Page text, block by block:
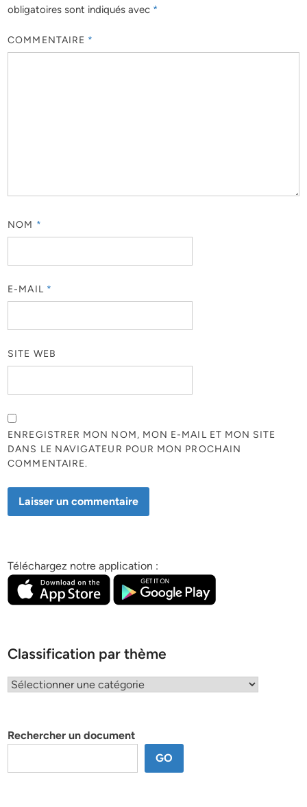
obligatoires sont indiqués avec *
COMMENTAIRE *
NOM *
E-MAIL *
SITE WEB
ENREGISTRER MON NOM, MON E-MAIL ET MON SITE
DANS LE NAVIGATEUR POUR MON PROCHAIN
COMMENTAIRE.
Téléchargez notre application :
Classification par thème
Classification
Rechercher un document
GO